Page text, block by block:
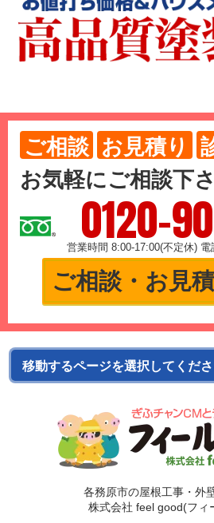
ご相談 お見積り
お気軽にご相談下
0120-
営業時間 8:00-17:00(不定休) 電
ご相談・お見
各務原市の屋根工事・外
株式会社 feel good(フィ